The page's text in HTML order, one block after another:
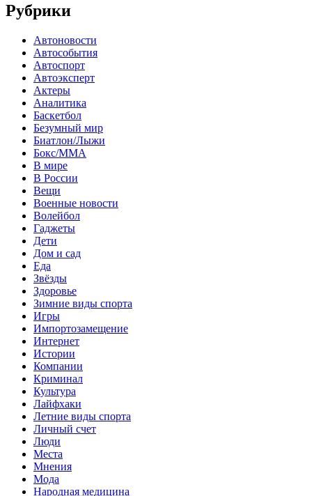
Рубрики
Автоновости
Автособытия
Автоспорт
Автоэксперт
Актеры
Аналитика
Баскетбол
Безумный мир
Биатлон/Лыжи
Бокс/MMA
В мире
В России
Вещи
Военные новости
Волейбол
Гаджеты
Дети
Дом и сад
Еда
Звёзды
Здоровье
Зимние виды спорта
Игры
Импортозамещение
Интернет
Истории
Компании
Криминал
Культура
Лайфхаки
Летние виды спорта
Личный счет
Люди
Места
Мнения
Мода
Народная медицина